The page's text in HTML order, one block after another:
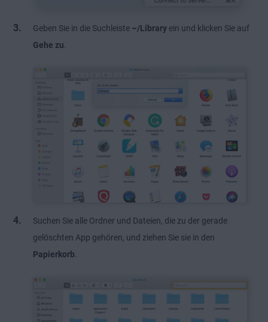
Geben Sie in die Suchleiste ~/Library ein und klicken Sie auf
Gehe zu
Suchen Sie alle Ordner und Dateien, die zu der gerade
gelöschten App gehören, und ziehen Sie sie in den
Papierkorb.